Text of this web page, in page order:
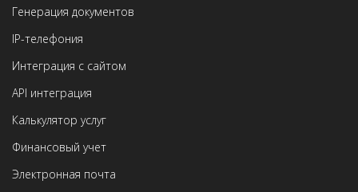
Генерация документов
IP-телефония
Интеграция с сайтом
API интеграция
Калькулятор услуг
Финансовый учет
Электронная почта